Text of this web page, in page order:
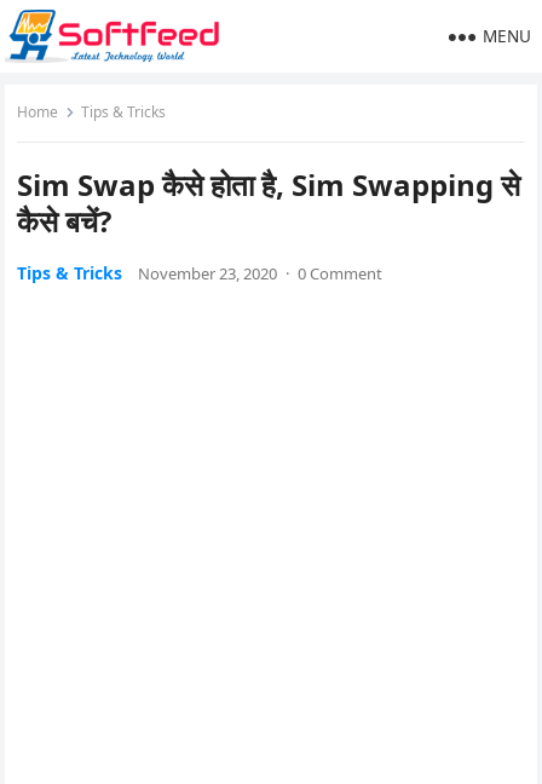
MENU
Home Tips & Tricks
Sim Swap कैसे होता है, Sim Swapping से
कैसे बचें?
Tips & Tricks November 23, 2020 · 0 Comment